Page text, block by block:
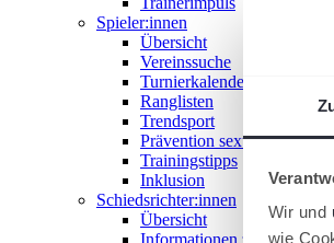
Wir und
wie
Spieler:innen
Übersicht
Vereinssuche
Turnierkalender
Ranglisten
Trendsport
Prävention sexualisierter
Trainingstipps
Inklusion
Schiedsrichter:innen
Übersicht
Informationen zum